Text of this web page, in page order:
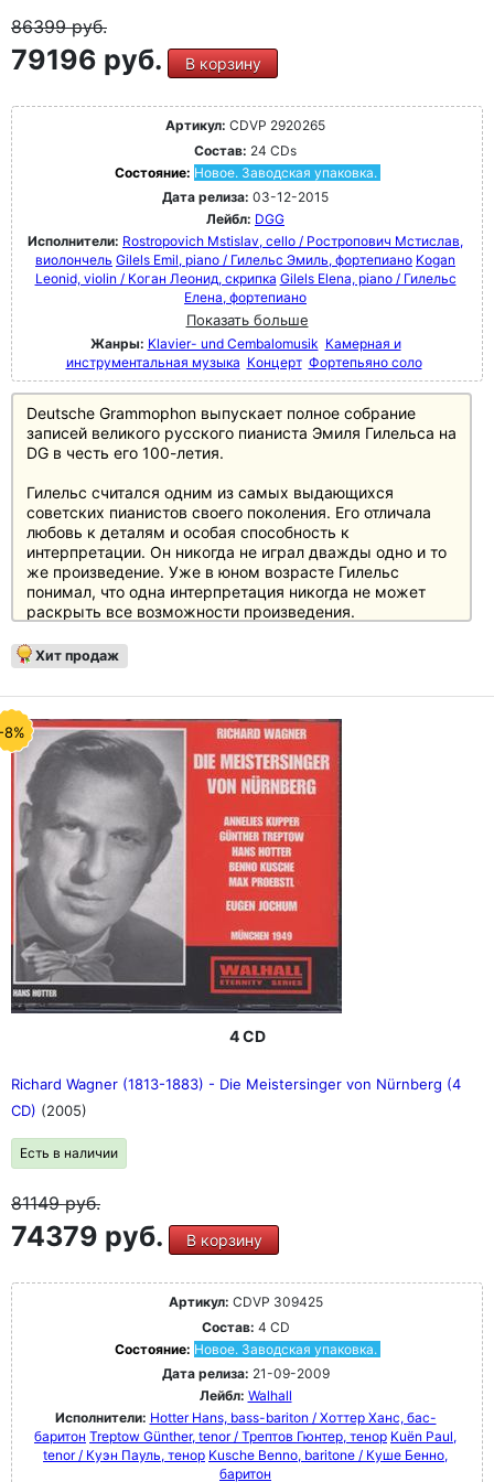
86399руб.
79196 руб. В корзину
Артикул: CDVP 2920265
Состав: 24 CDs
Состояние: Новое. Заводская упаковка.
Дата релиза: 03-12-2015
Лейбл: DGG
Исполнители: Rostropovich Mstislav, cello / Ростропович Мстислав,
виолончель Gilels Emil, piano / Гилельс Эмиль, фортепиано Kogan
Leonid, violin / Коган Леонид, скрипка Gilels Elena, piano / Гилельс
Елена, фортепиано
Показать больше
Жанры: Klavier- und Cembalomusik Камерная и
инструментальная музыка Концерт Фортепьяно соло
Deutsche Grammophon выпускает полное собрание
записей великого русского пианиста Эмиля Гилельса на
DG в честь его 100-летия.
Гилельс считался одним из самых выдающихся
советских пианистов своего поколения. Его отличала
любовь к деталям и особая способность к
интерпретации. Он никогда не играл дважды одно и то
же произведение. Уже в юном возрасте Гилельс
понимал, что одна интерпретация никогда не может
раскрыть все возможности произведения.
В этот сборник вошли его легендарные записи великих
сонат Бетховена, концертов Брамса, полонезов
Грига и многих других. Гилельс обладал даром
создавать полифонию красок, как звуковых, так и
выразительных, что придавало каждой его
интерпретации несравненную красоту.
В этом ограниченном издании представлены 24
альбома тончайших интерпретаций неподкупного
артиста, чья искренность и врожденное благородство
произвели огромное впечатление на многие поколения
слушателей во всем мире и продолжают жить и
вдохновлять в этих бессмертных интерпретациях.
Хит продаж
8%
4 CD
Richard Wagner (1813-1883) - Die Meistersinger von Nürnberg (4
CD) (2005)
Есть в наличии
81149руб.
74379 руб. В корзину
Артикул: CDVP 309425
Состав: 4 CD
Состояние: Новое. Заводская упаковка.
Дата релиза: 21-09-2009
Лейбл: Walhall
Исполнители: Hotter Hans, bass-bariton / Хоттер Ханс, бас-
баритон Treptow Günther, tenor / Трептов Гюнтер, тенор Kuën Paul,
tenor / Куэн Пауль, тенор Kusche Benno, baritone / Куше Бенно,
баритон